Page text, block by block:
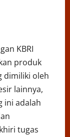
KBRI
produk
dimiliki oleh
lainnya,
ini adalah
tugas